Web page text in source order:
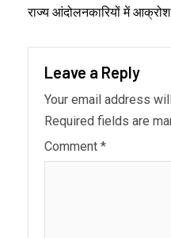
राज्य आंदोलनकारियों में आक्रोश
Leave a Reply
Your email address
Required fields are
Comment *